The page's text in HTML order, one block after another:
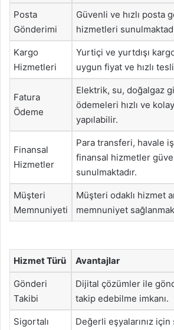
Posta
Gönderimi
Güvenli ve hızlı posta
hizmetleri
Kargo
Hizmetleri
Yurtiçi ve yurtdışı
uygun fiyat ve hızlı
Fatura
Ödeme
Elektrik, su, doğalgaz
ödemeleri hızlı ve
yapılabilir.
Finansal
Hizmetler
Para transferi, havale
finansal hizmetler
sunulmaktadır.
Müşteri
Memnuniyeti
Müşteri odaklı hizmet
memnuniyet
Hizmet Türü Avantajlar
Gönderi
Takibi
Dijital çözümler ile
takip edebilme imkanı.
Sigortalı
Değerli eşyalarınız